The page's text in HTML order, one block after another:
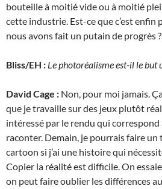
bouteille à moitié vide ou à moitié
cette industrie. Est-ce que c’est enfin
nous avons fait un putain de progrès
Bliss/EH : Le photoréalisme est-il le but
David Cage : Non, pour moi jamais.
que je travaille sur des jeux plutôt
intéressé par le rendu qui correspond
raconter. Demain, je pourrais faire
cartoon si j’ai une histoire qui
Copier la réalité est difficile. On
on peut faire oublier les différences